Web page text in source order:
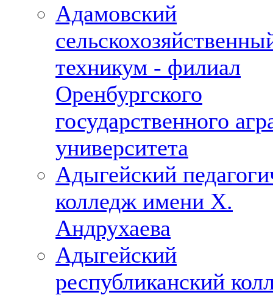
Адамовский
техникум - филиал
Оренбургского
государственного
университета
Адыгейский
колледж имени Х.
Андрухаева
Адыгейский
республиканский